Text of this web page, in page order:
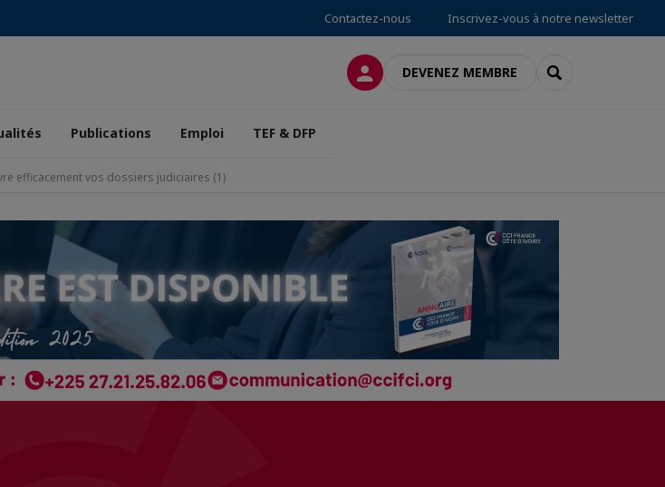
Contactez-nous Inscrivez-vous à notre newsletter
CONNEXIONDEVENEZ MEMBRE RECHERCHER
Publications Emploi TEF & DFP
efficacement vos dossiers judiciaires (1)